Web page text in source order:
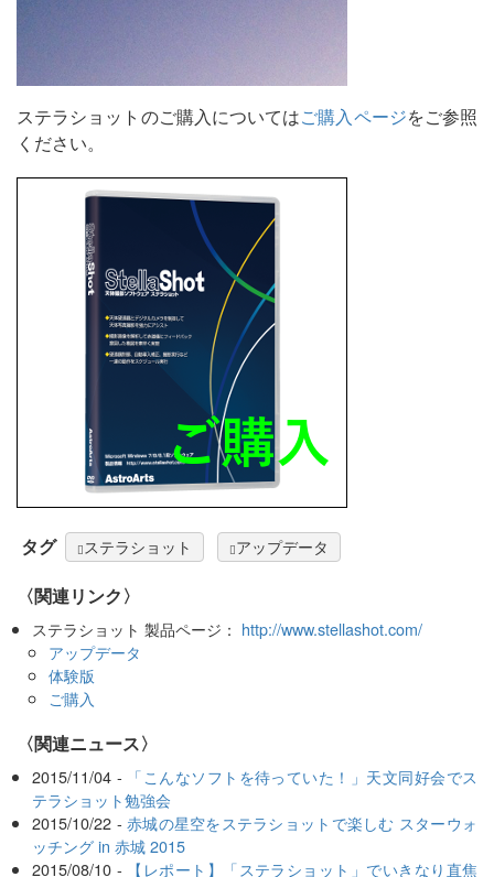
ステラショットのご購入についてはご購入ページをご参照
ください。
タグ ステラショット アップデータ
〈関連リンク〉
ステラショット 製品ページ： http://www.stellashot.com/
アップデータ
体験版
ご購入
〈関連ニュース〉
2015/11/04 -
「こんなソフトを待っていた！」天文同好会でス
テラショット勉強会
2015/10/22 - 赤城の星空をステラショットで楽しむ スターウォ
ッチング in 赤城 2015
2015/08/10 -
【レポート】「ステラショット」でいきなり直焦